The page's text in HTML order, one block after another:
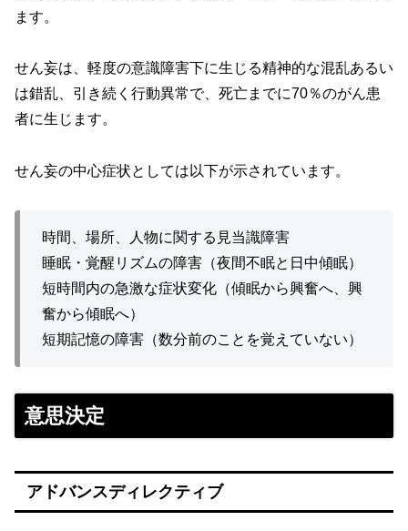
ます。
せん妄は、軽度の意識障害下に生じる精神的な混乱あるい
は錯乱、引き続く行動異常で、死亡までに70％のがん患
者に生じます。
せん妄の中心症状としては以下が示されています。
時間、場所、人物に関する見当識障害
睡眠・覚醒リズムの障害（夜間不眠と日中傾眠）
短時間内の急激な症状変化（傾眠から興奮へ、興
奮から傾眠へ）
短期記憶の障害（数分前のことを覚えていない）
意思決定
アドバンスディレクティブ